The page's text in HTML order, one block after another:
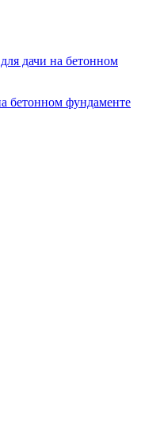
бетонном фундаменте